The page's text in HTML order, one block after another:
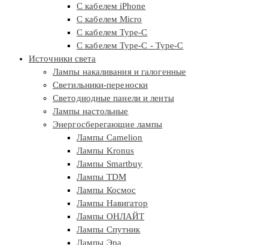
С кабелем iPhone
С кабелем Micro
С кабелем Type-C
С кабелем Type-C - Type-C
Источники света
Лампы накаливания и галогенные
Светильники-переноски
Светодиодные панели и ленты
Лампы настольные
Энергосберегающие лампы
Лампы Camelion
Лампы Kronus
Лампы Smartbuy
Лампы TDM
Лампы Космос
Лампы Навигатор
Лампы ОНЛАЙТ
Лампы Спутник
Лампы Эра